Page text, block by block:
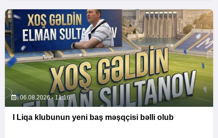
06.08.2026 - 11:16
I Liqa klubunun yeni baş məşqçisi bəlli olub